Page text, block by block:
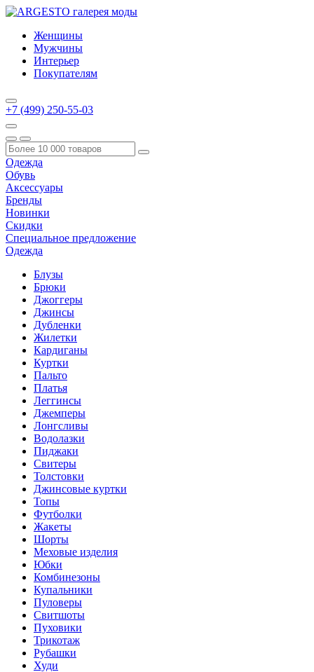
Женщины
Мужчины
Интерьер
Покупателям
+7 (499) 250-55-03
Одежда
Обувь
Аксессуары
Бренды
Новинки
Скидки
Специальное предложение
Одежда
Блузы
Брюки
Джоггеры
Джинсы
Дубленки
Жилетки
Кардиганы
Куртки
Пальто
Платья
Леггинсы
Джемперы
Лонгсливы
Водолазки
Пиджаки
Свитеры
Толстовки
Джинсовые куртки
Топы
Футболки
Жакеты
Шорты
Меховые изделия
Юбки
Комбинезоны
Купальники
Пуловеры
Свитшоты
Пуховики
Трикотаж
Рубашки
Худи